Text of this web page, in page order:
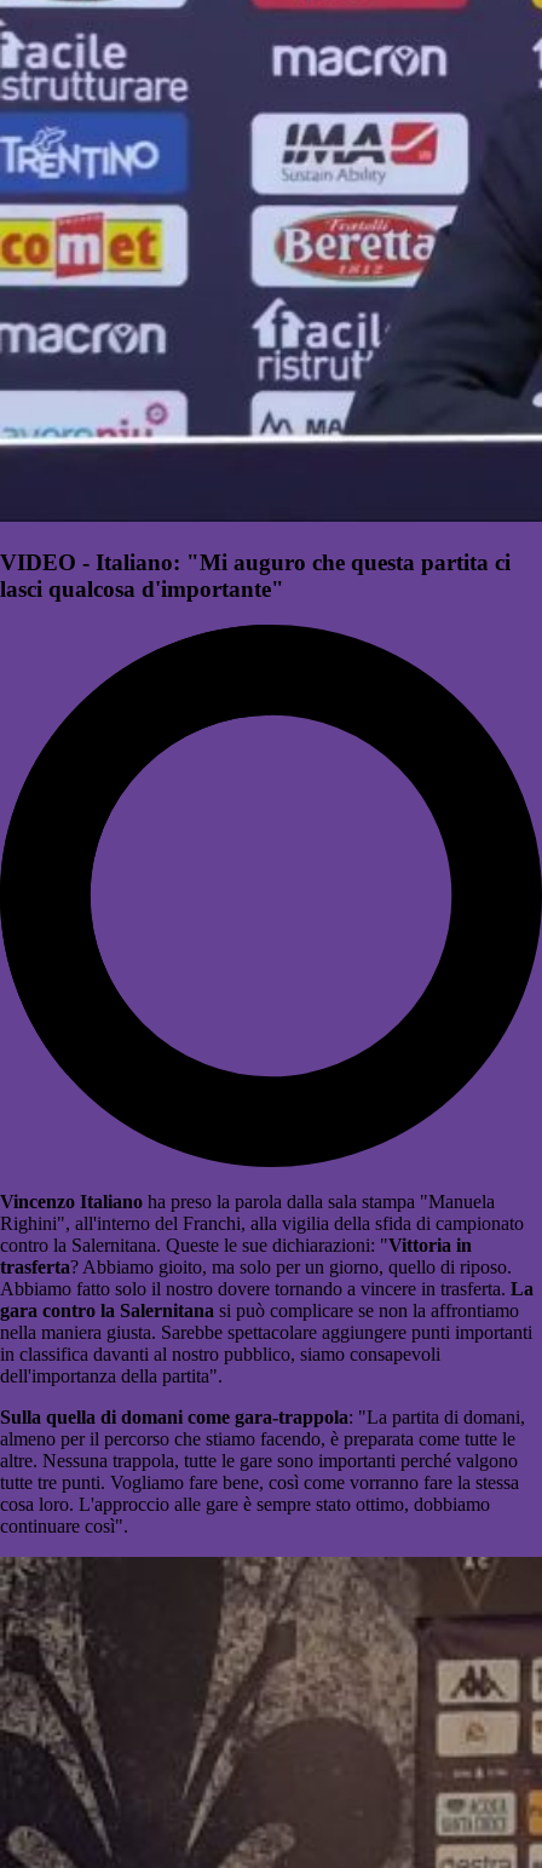
VIDEO - Italiano: "Mi auguro che questa partita ci
lasci qualcosa d'importante"
Vincenzo Italiano ha preso la parola dalla sala stampa "Manuela
Righini", all'interno del Franchi, alla vigilia della sfida di campionato
contro la Salernitana. Queste le sue dichiarazioni: "Vittoria in
trasferta? Abbiamo gioito, ma solo per un giorno, quello di riposo.
Abbiamo fatto solo il nostro dovere tornando a vincere in trasferta. La
gara contro la Salernitana si può complicare se non la affrontiamo
nella maniera giusta. Sarebbe spettacolare aggiungere punti importanti
in classifica davanti al nostro pubblico, siamo consapevoli
dell'importanza della partita".
Sulla quella di domani come gara-trappola: "La partita di domani,
almeno per il percorso che stiamo facendo, è preparata come tutte le
altre. Nessuna trappola, tutte le gare sono importanti perché valgono
tutte tre punti. Vogliamo fare bene, così come vorranno fare la stessa
cosa loro. L'approccio alle gare è sempre stato ottimo, dobbiamo
continuare così".